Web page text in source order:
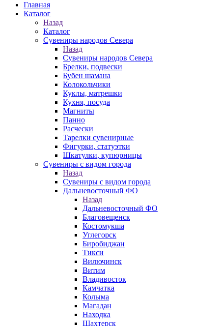
Главная
Каталог
Назад
Каталог
Сувениры народов Севера
Назад
Сувениры народов Севера
Брелки, подвески
Бубен шамана
Колокольчики
Куклы, матрешки
Кухня, посуда
Магниты
Панно
Расчески
Тарелки сувенирные
Фигурки, статуэтки
Шкатулки, купюрницы
Сувениры с видом города
Назад
Сувениры с видом города
Дальневосточный ФО
Назад
Дальневосточный ФО
Благовещенск
Костомукша
Углегорск
Биробиджан
Тикси
Вилючинск
Витим
Владивосток
Камчатка
Колыма
Магадан
Находка
Шахтерск